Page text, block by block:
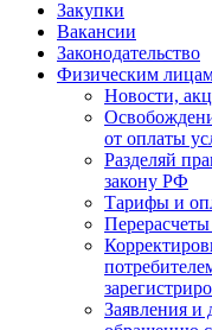
Закупки
Вакансии
Законодательство
Физическим
Новости,
от оплаты
Разделяй
закону РФ
Тарифы и
Заявления и